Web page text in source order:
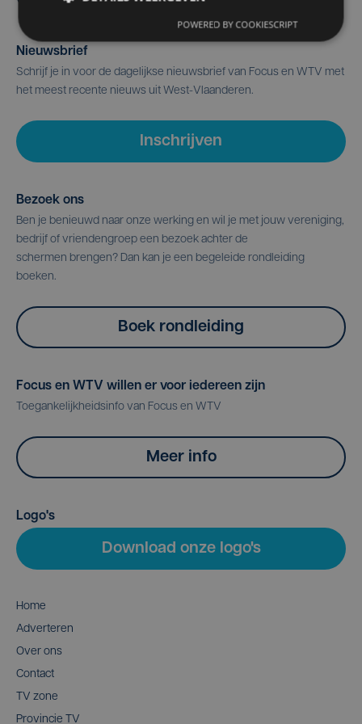
Nieuwsbrief
Schrijf je in voor de dagelijkse nieuwsbrief van Focus en WTV met
het meest recente nieuws uit West-Vlaanderen.
Inschrijven
Bezoek ons
Ben je benieuwd naar onze werking en wil je met jouw vereniging,
bedrijf of vriendengroep een bezoek achter de
schermen brengen? Dan kan je een begeleide rondleiding
boeken.
Boek rondleiding
Focus en WTV willen er voor iedereen zijn
Toegankelijkheidsinfo van Focus en WTV
Meer info
Logo's
Download onze logo's
Home
Adverteren
Over ons
Contact
TV zone
Provincie TV
POWERED BY COOKIESCRIPT